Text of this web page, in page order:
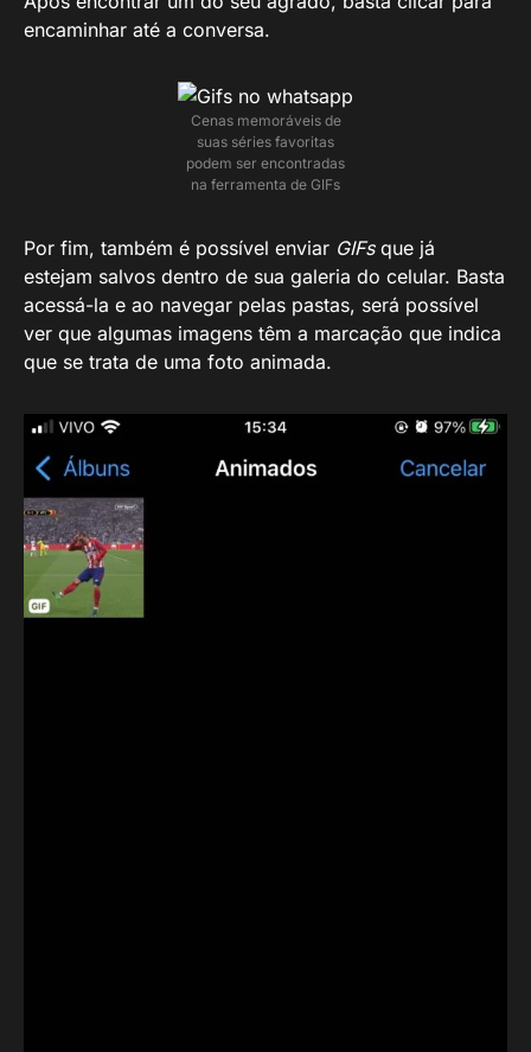
encaminhar até a conversa.
Cenas memoráveis de
suas séries favoritas
podem ser encontradas
na ferramenta de GIFs
Por fim, também é possível enviar GIFs que já
estejam salvos dentro de sua galeria do celular. Basta
acessá-la e ao navegar pelas pastas, será possível
ver que algumas imagens têm a marcação que indica
que se trata de uma foto animada.